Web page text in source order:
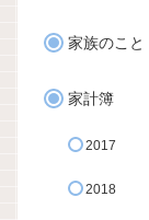
家族のこと
家計簿
2017
2018